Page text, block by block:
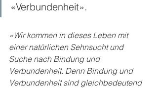
«Verbundenheit».
«Wir kommen in dieses Leben mit
einer natürlichen Sehnsucht und
Suche nach Bindung und
Verbundenheit. Denn Bindung und
Verbundenheit sind gleichbedeutend